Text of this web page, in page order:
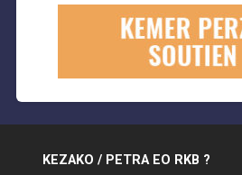
KEZAKO / PETRA EO RKB ?